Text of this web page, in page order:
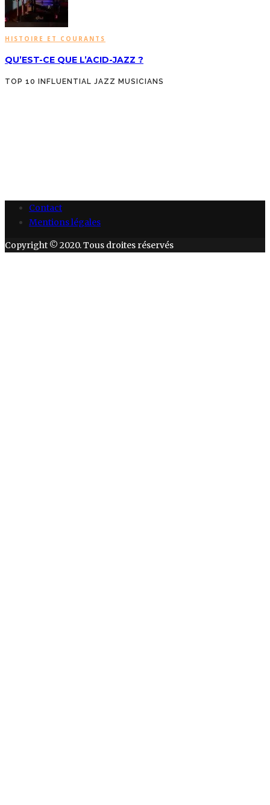
HISTOIRE ET COURANTS
QU’EST-CE QUE L’ACID-JAZZ ?
TOP 10 INFLUENTIAL JAZZ MUSICIANS
Contact
Mentions légales
Copyright © 2020. Tous droites réservés